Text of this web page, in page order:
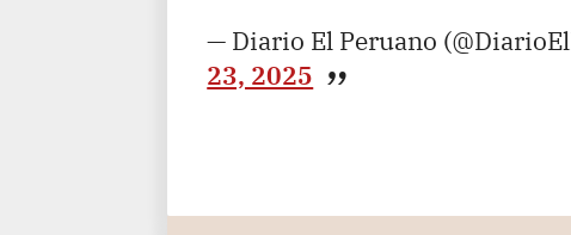
— Diario El Peruano
23, 2025